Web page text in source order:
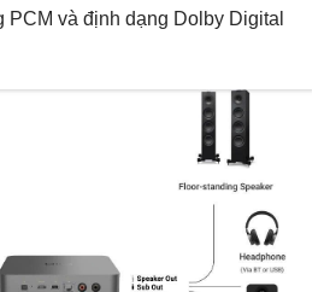
và định dạng Dolby Digital